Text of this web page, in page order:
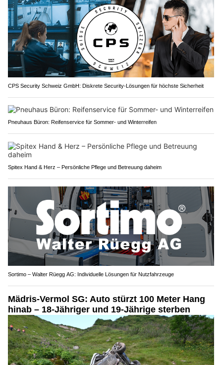
CPS Security Schweiz GmbH: Diskrete Security-Lösungen für höchste Sicherheit
Pneuhaus Büron: Reifenservice für Sommer- und Winterreifen
Spitex Hand & Herz – Persönliche Pflege und Betreuung daheim
Sortimo – Walter Rüegg AG: Individuelle Lösungen für Nutzfahrzeuge
Mädris-Vermol SG: Auto stürzt 100 Meter Hang
hinab – 18-Jähriger und 19-Jährige sterben